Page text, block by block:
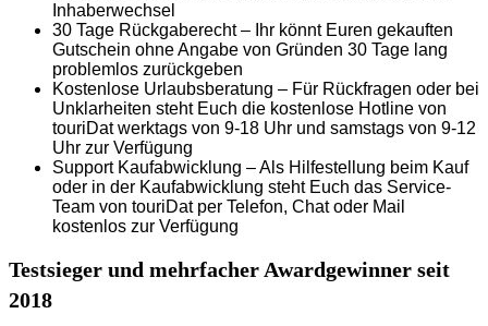
Inhaberwechsel
30 Tage Rückgaberecht – Ihr könnt Euren gekauften
Gutschein ohne Angabe von Gründen 30 Tage lang
problemlos zurückgeben
Kostenlose Urlaubsberatung – Für Rückfragen oder bei
Unklarheiten steht Euch die kostenlose Hotline von
touriDat werktags von 9-18 Uhr und samstags von 9-12
Uhr zur Verfügung
Support Kaufabwicklung – Als Hilfestellung beim Kauf
oder in der Kaufabwicklung steht Euch das Service-
Team von touriDat per Telefon, Chat oder Mail
kostenlos zur Verfügung
Testsieger und mehrfacher Awardgewinner seit
2018